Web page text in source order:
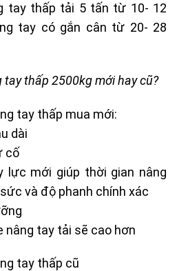
tay thấp tải 5 tấn từ 10- 12
tay có gắn cân từ 20- 28
tay thấp 2500kg mới hay cũ?
tay thấp mua mới:
dài
cố
lực mới giúp thời gian nâng
và độ phanh chính xác
nâng tay tải sẽ cao hơn
tay thấp cũ